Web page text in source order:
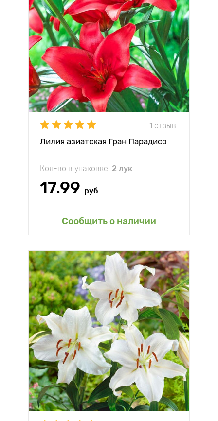
1 отзыв
Лилия азиатская Гран Парадисо
Кол-во в упаковке: 2 лук
17.99 руб
Сообщить о наличии